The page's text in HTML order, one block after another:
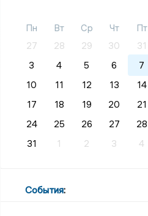
Пн Вт Ср Чт Пт
27
28 29 30 31
3
4 5 6 7
10
11 12 13 14
17
18 19 20 21
24
25 26 27 28
31
1 2 3 4
События: